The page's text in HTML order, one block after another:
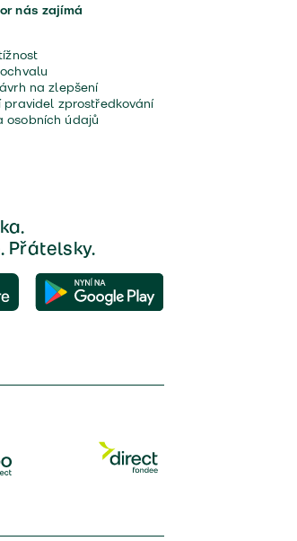
nás zajímá
na zlepšení
pravidel zprostředkování
osobních údajů
Přátelsky.